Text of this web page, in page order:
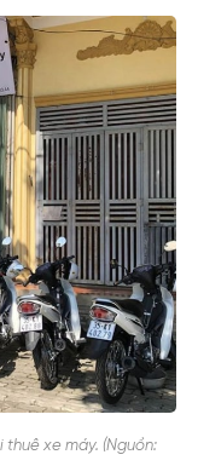
thuê xe máy. (Nguồn: